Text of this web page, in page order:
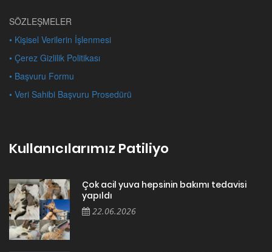
SÖZLEŞMELER
• Kişisel Verilerin İşlenmesi
• Çerez Gizlilik Politikası
• Başvuru Formu
• Veri Sahibi Başvuru Prosedürü
Kullanıcılarımız Patiliyo
Çok acil yuva hepsinin bakımı tedavisi
yapıldı
22.06.2026